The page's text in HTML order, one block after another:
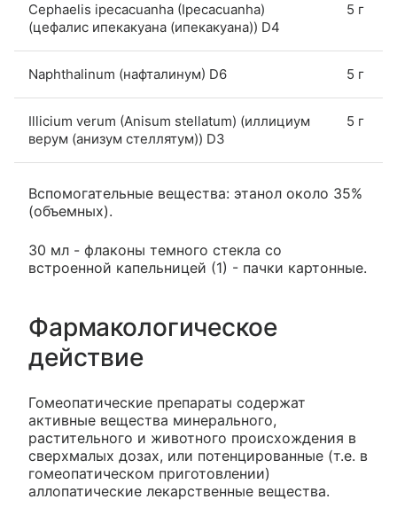
Cephaelis ipecacuanha (Ipecacuanha)
(цефалис ипекакуана (ипекакуана)) D4
5 г
Naphthalinum (нафталинум) D6 5 г
Illicium verum (Anisum stellatum) (иллициум
верум (анизум стеллятум)) D3
5 г
Вспомогательные вещества: этанол около 35%
(объемных).
30 мл - флаконы темного стекла со
встроенной капельницей (1) - пачки картонные.
Фармакологическое
действие
Гомеопатические препараты содержат
активные вещества минерального,
растительного и животного происхождения в
сверхмалых дозах, или потенцированные (т.е. в
гомеопатическом приготовлении)
аллопатические лекарственные вещества.